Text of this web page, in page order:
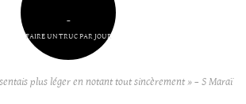
–
FAIRE UN TRUC PAR JOUR
plus léger en notant tout sincèrement » – S Maraï